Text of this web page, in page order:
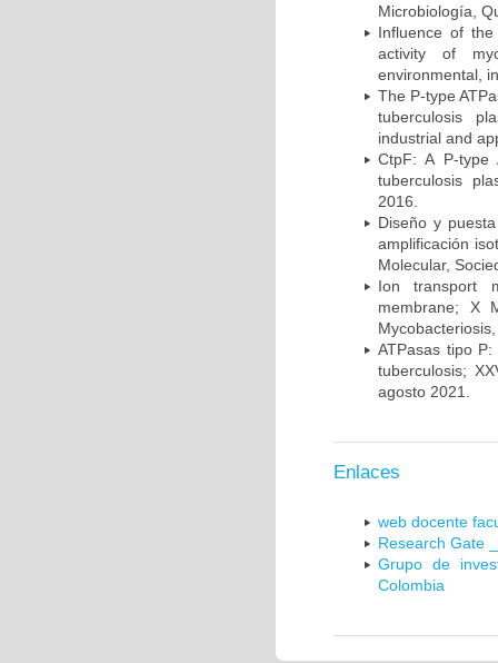
Microbiología,
Influence of the
activity of
environmental,
The P-type
tuberculosis
industrial and
CtpF: A P-type
tuberculosis
2016.
Diseño y
amplificación
Molecular,
Ion transport
membrane; X
ATPasas tipo
tuberculosis;
agosto 2021.
Enlaces
web docente
Research Gate
Grupo de
Colombia